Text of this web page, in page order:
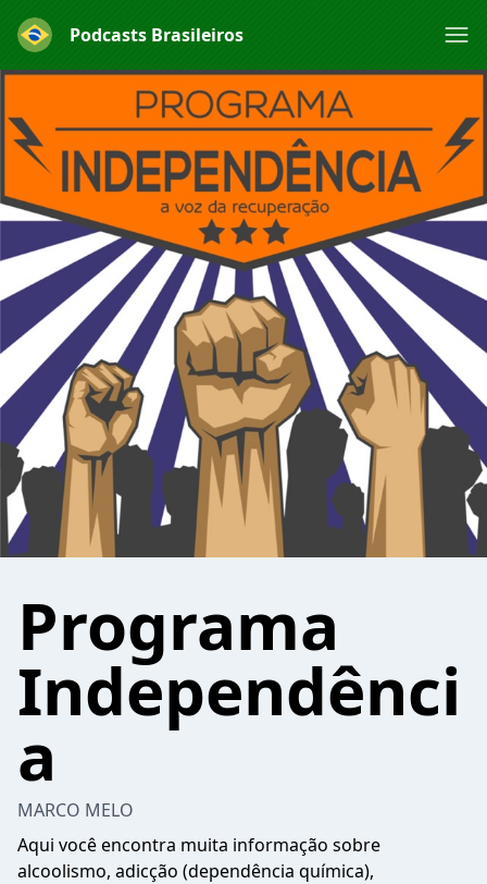
Podcasts Brasileiros
Programa
Independênci
a
MARCO MELO
Aqui você encontra muita informação sobre
alcoolismo, adicção (dependência química),